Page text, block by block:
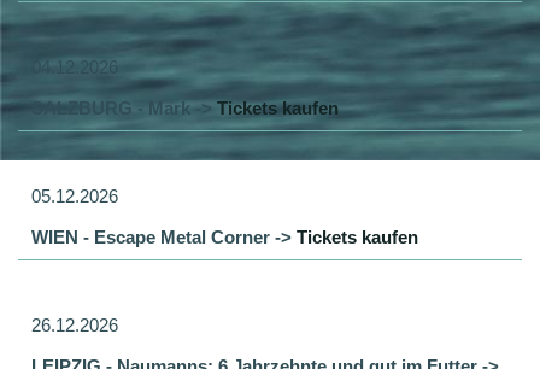
04.12.2026
SALZBURG - Mark -> Tickets kaufen
05.12.2026
WIEN - Escape Metal Corner -> Tickets kaufen
26.12.2026